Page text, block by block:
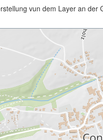
vun dem Layer an